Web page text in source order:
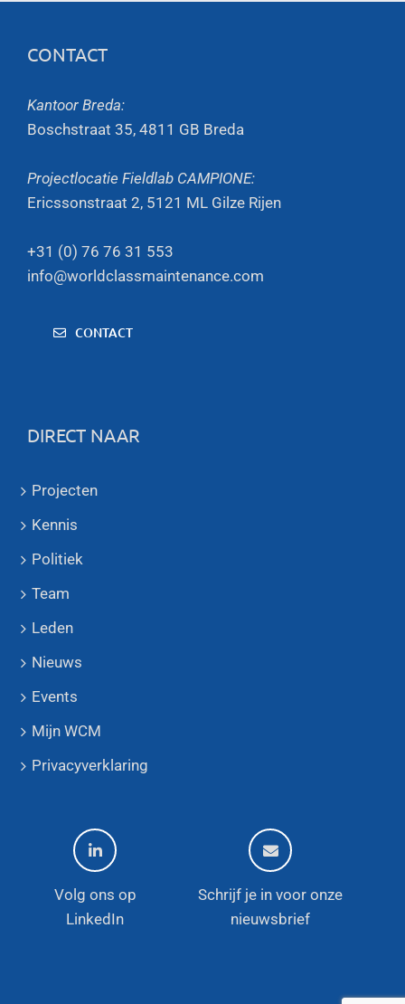
CONTACT
Kantoor Breda:
Boschstraat 35, 4811 GB Breda
Projectlocatie Fieldlab CAMPIONE:
Ericssonstraat 2, 5121 ML Gilze Rijen
+31 (0) 76 76 31 553
info@worldclassmaintenance.com
CONTACT
DIRECT NAAR
Projecten
Kennis
Politiek
Team
Leden
Nieuws
Events
Mijn WCM
Privacyverklaring
Volg ons op
LinkedIn
Schrijf je in voor onze
nieuwsbrief